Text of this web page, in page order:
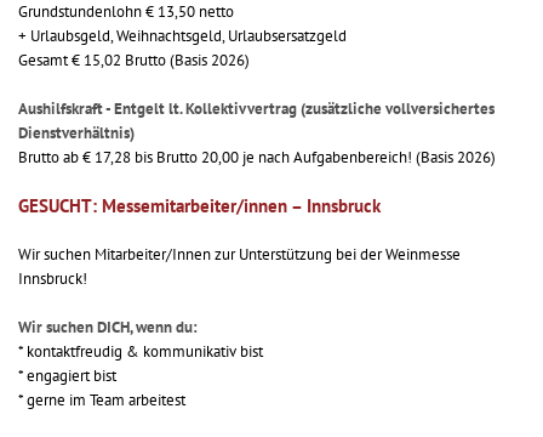
Grundstundenlohn € 13,50 netto
+ Urlaubsgeld, Weihnachtsgeld, Urlaubsersatzgeld
Gesamt € 15,02 Brutto (Basis 2026)
Aushilfskraft - Entgelt lt. Kollektivvertrag (zusätzliche vollversichertes
Dienstverhältnis)
Brutto ab € 17,28 bis Brutto 20,00 je nach Aufgabenbereich! (Basis 2026)
GESUCHT: Messemitarbeiter/innen – Innsbruck
Wir suchen Mitarbeiter/Innen zur Unterstützung bei der Weinmesse
Innsbruck!
Wir suchen DICH, wenn du:
* kontaktfreudig & kommunikativ bist
* engagiert bist
* gerne im Team arbeitest